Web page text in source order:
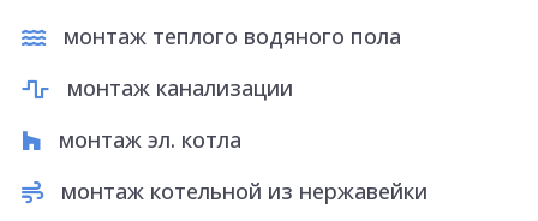
монтаж теплого водяного пола
монтаж канализации
монтаж эл. котла
монтаж котельной из нержавейки